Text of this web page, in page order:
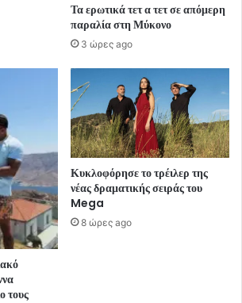
Τα ερωτικά τετ α τετ σε απόμερη
παραλία στη Μύκονο
3 ώρες ago
τους
Κυκλοφόρησε το τρέιλερ της
νέας δραματικής σειράς του
Mega
8 ώρες ago